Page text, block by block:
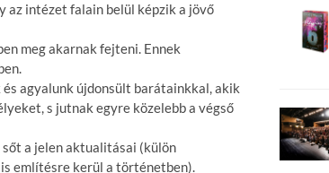
az intézet falain belül képzik a jövő
meg akarnak fejteni. Ennek
agyalunk újdonsült barátainkkal, akik
s jutnak egyre közelebb a végső
a jelen aktualitásai (külön
említésre kerül a történetben).